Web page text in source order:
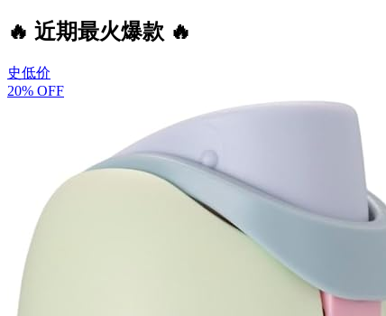
🔥 近期最火爆款 🔥
史低价
20% OFF